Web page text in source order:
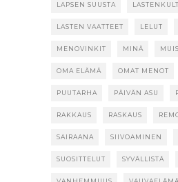
LAPSEN SUUSTA
LASTEN VAATTEET LELUT
MENOVINKIT MINÄ
OMA ELÄMÄ OMAT MENOT
PUUTARHA PÄIVÄN ASU
RAKKAUS RASKAUS
SAIRAANA SIIVOAMINEN
SUOSITTELUT SYVÄLLISTÄ